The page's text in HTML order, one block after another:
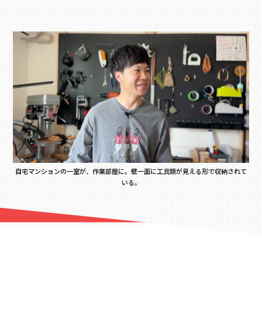
自宅マンションの一室が、作業部屋に。壁一面に工具類が見える形で収納されて
いる。